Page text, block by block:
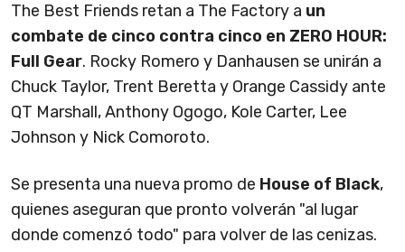
The Best Friends retan a The Factory a un
combate de cinco contra cinco en ZERO HOUR:
Full Gear. Rocky Romero y Danhausen se unirán a
Chuck Taylor, Trent Beretta y Orange Cassidy ante
QT Marshall, Anthony Ogogo, Kole Carter, Lee
Johnson y Nick Comoroto.
Se presenta una nueva promo de House of Black,
quienes aseguran que pronto volverán "al lugar
donde comenzó todo" para volver de las cenizas.